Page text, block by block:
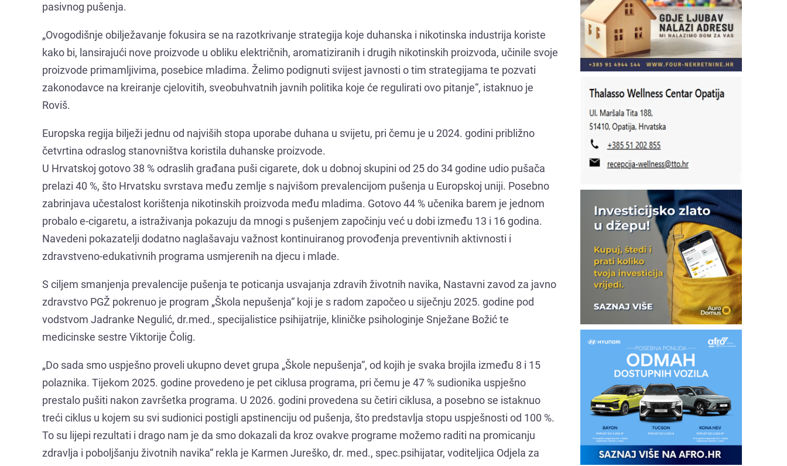
pasivnog pušenja.
„Ovogodišnje obilježavanje fokusira se na razotkrivanje strategija koje duhanska i nikotinska industrija koriste
kako bi, lansirajući nove proizvode u obliku električnih, aromatiziranih i drugih nikotinskih proizvoda, učinile svoje
proizvode primamljivima, posebice mladima. Želimo podignuti svijest javnosti o tim strategijama te pozvati
zakonodavce na kreiranje cjelovitih, sveobuhvatnih javnih politika koje će regulirati ovo pitanje“, istaknuo je
Roviš.
Europska regija bilježi jednu od najviših stopa uporabe duhana u svijetu, pri čemu je u 2024. godini približno
četvrtina odraslog stanovništva koristila duhanske proizvode.
U Hrvatskoj gotovo 38 % odraslih građana puši cigarete, dok u dobnoj skupini od 25 do 34 godine udio pušača
prelazi 40 %, što Hrvatsku svrstava među zemlje s najvišom prevalencijom pušenja u Europskoj uniji. Posebno
zabrinjava učestalost korištenja nikotinskih proizvoda među mladima. Gotovo 44 % učenika barem je jednom
probalo e-cigaretu, a istraživanja pokazuju da mnogi s pušenjem započinju već u dobi između 13 i 16 godina.
Navedeni pokazatelji dodatno naglašavaju važnost kontinuiranog provođenja preventivnih aktivnosti i
zdravstveno-edukativnih programa usmjerenih na djecu i mlade.
S ciljem smanjenja prevalencije pušenja te poticanja usvajanja zdravih životnih navika, Nastavni zavod za javno
zdravstvo PGŽ pokrenuo je program „Škola nepušenja“ koji je s radom započeo u siječnju 2025. godine pod
vodstvom Jadranke Negulić, dr.med., specijalistice psihijatrije, kliničke psihologinje Snježane Božić te
medicinske sestre Viktorije Čolig.
„Do sada smo uspješno proveli ukupno devet grupa „Škole nepušenja“, od kojih je svaka brojila između 8 i 15
polaznika. Tijekom 2025. godine provedeno je pet ciklusa programa, pri čemu je 47 % sudionika uspješno
prestalo pušiti nakon završetka programa. U 2026. godini provedena su četiri ciklusa, a posebno se istaknuo
treći ciklus u kojem su svi sudionici postigli apstinenciju od pušenja, što predstavlja stopu uspješnosti od 100 %.
To su lijepi rezultati i drago nam je da smo dokazali da kroz ovakve programe možemo raditi na promicanju
zdravlja i poboljšanju životnih navika“ rekla je Karmen Jureško, dr. med., spec.psihijatar, voditeljica Odjela za